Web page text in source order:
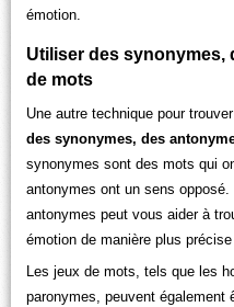
émotion.
Utiliser des synonymes,
de mots
Une autre technique pour
des synonymes, des
synonymes sont des mots qui
antonymes ont un sens
antonymes peut vous aider à
émotion de manière plus
Les jeux de mots, tels que les
paronymes, peuvent également